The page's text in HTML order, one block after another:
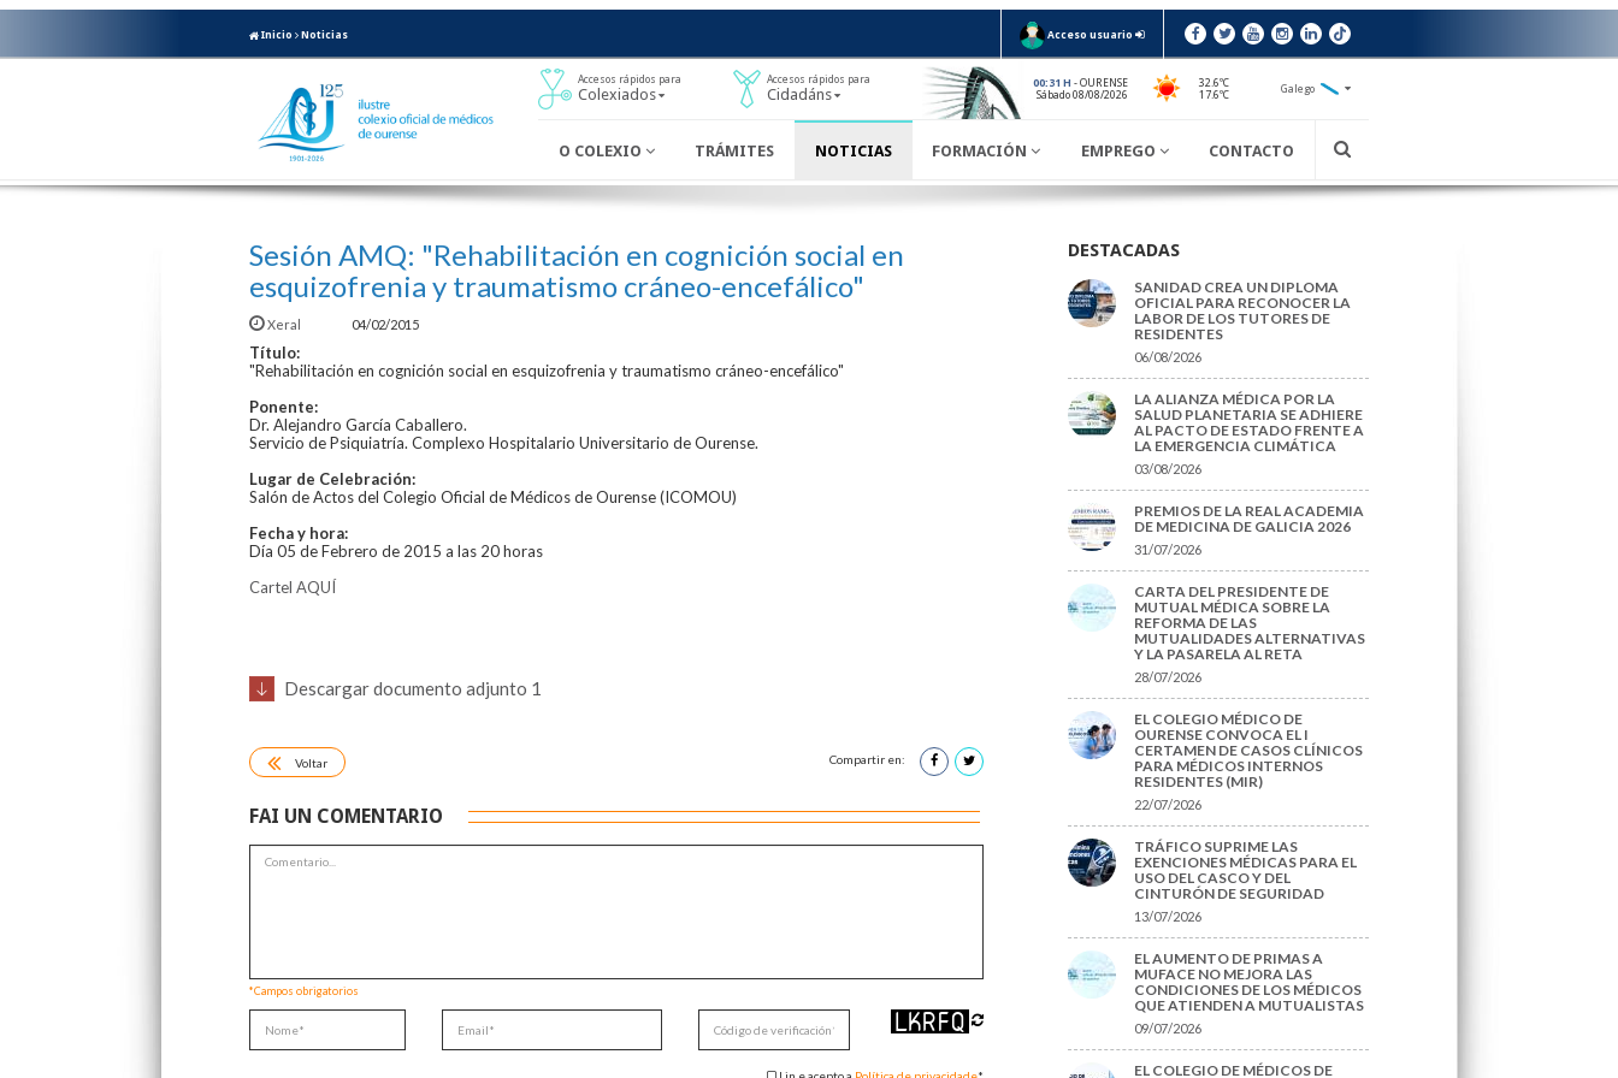
Inicio Noticias Acceso usuario
Accesos rápidos para
Colexiados
Accesos rápidos para
Cidadáns
00:31 H - OURENSE
Sábado 08/08/2026
32.6ºC
17.6ºC
Galego
O COLEXIO TRÁMITES NOTICIAS FORMACIÓN EMPREGO CONTACTO
Sesión AMQ: "Rehabilitación en cognición social en
esquizofrenia y traumatismo cráneo-encefálico"
Xeral 04/02/2015
Título:
"Rehabilitación en cognición social en esquizofrenia y traumatismo cráneo-encefálico"
Ponente:
Dr. Alejandro García Caballero.
Servicio de Psiquiatría. Complexo Hospitalario Universitario de Ourense.
Lugar de Celebración:
Salón de Actos del Colegio Oficial de Médicos de Ourense (ICOMOU)
Fecha y hora:
Día 05 de Febrero de 2015 a las 20 horas
Cartel AQUÍ
Descargar documento adjunto 1
Voltar Compartir en:
FAI UN COMENTARIO
*Campos obrigatorios
DESTACADAS
SANIDAD CREA UN DIPLOMA
OFICIAL PARA RECONOCER LA
LABOR DE LOS TUTORES DE
RESIDENTES
06/08/2026
LA ALIANZA MÉDICA POR LA
SALUD PLANETARIA SE ADHIERE
AL PACTO DE ESTADO FRENTE A
LA EMERGENCIA CLIMÁTICA
03/08/2026
PREMIOS DE LA REAL ACADEMIA
DE MEDICINA DE GALICIA 2026
31/07/2026
CARTA DEL PRESIDENTE DE
MUTUAL MÉDICA SOBRE LA
REFORMA DE LAS
MUTUALIDADES ALTERNATIVAS
Y LA PASARELA AL RETA
28/07/2026
EL COLEGIO MÉDICO DE
OURENSE CONVOCA EL I
CERTAMEN DE CASOS CLÍNICOS
PARA MÉDICOS INTERNOS
RESIDENTES (MIR)
22/07/2026
TRÁFICO SUPRIME LAS
EXENCIONES MÉDICAS PARA EL
USO DEL CASCO Y DEL
CINTURÓN DE SEGURIDAD
13/07/2026
EL AUMENTO DE PRIMAS A
MUFACE NO MEJORA LAS
CONDICIONES DE LOS MÉDICOS
QUE ATIENDEN A MUTUALISTAS
09/07/2026
EL COLEGIO DE MÉDICOS DE